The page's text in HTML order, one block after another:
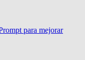
para mejorar